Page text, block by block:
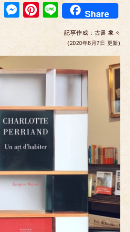
E
m
M
e
n
g
er
Pi
nt
e
st
Li
n
e
Share
記事作成： 古書 象々
(2020年8月7日 更新)